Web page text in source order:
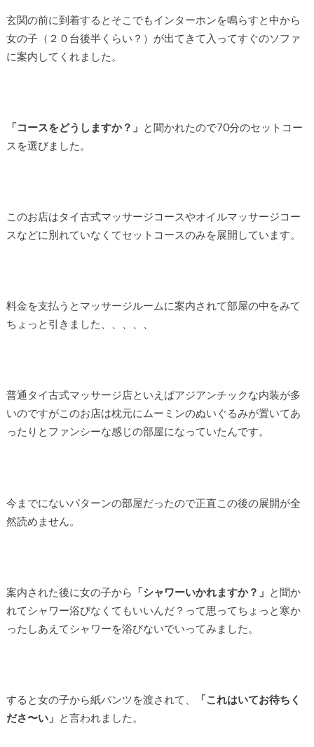
玄関の前に到着するとそこでもインターホンを鳴らすと中から
女の子（２０台後半くらい？）が出てきて入ってすぐのソファ
に案内してくれました。
「コースをどうしますか？」 と聞かれたので70分のセットコー
スを選びました。
このお店はタイ古式マッサージコースやオイルマッサージコー
スなどに別れていなくてセットコースのみを展開しています。
料金を支払うとマッサージルームに案内されて部屋の中をみて
ちょっと引きました、、、、、
普通タイ古式マッサージ店といえばアジアンチックな内装が多
いのですがこのお店は枕元にムーミンのぬいぐるみが置いてあ
ったりとファンシーな感じの部屋になっていたんです。
今までにないパターンの部屋だったので正直この後の展開が全
然読めません。
案内された後に女の子から 「シャワーいかれますか？」 と聞か
れてシャワー浴びなくてもいいんだ？って思ってちょっと寒か
ったしあえてシャワーを浴びないでいってみました。
すると女の子から紙パンツを渡されて、
「これはいてお待ちく
ださ〜い」 と言われました。